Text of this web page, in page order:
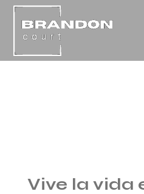
Vive la vida